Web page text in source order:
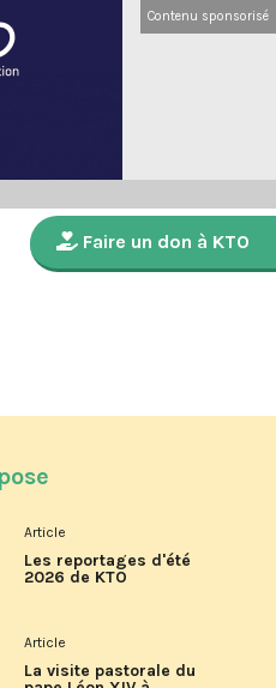
Contenu sponsorisé
Faire un don à KTO
Article
Les reportages d'été
2026 de KTO
Article
La visite pastorale du